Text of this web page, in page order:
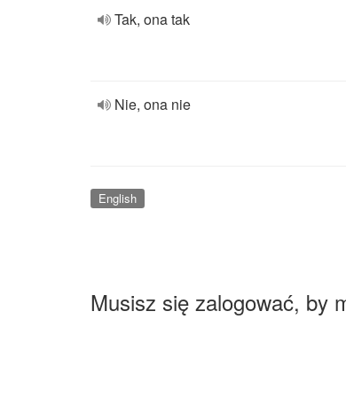
Tak, ona tak
Nie, ona nie
English
Musisz się zalogować, by